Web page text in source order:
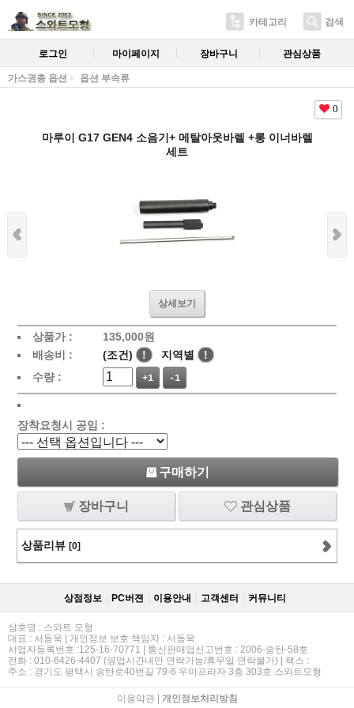
카테고리 검색
로그인 마이페이지 장바구니 관심상품
가스권총 옵션 옵션 부속류
0
마루이 G17 GEN4 소음기+ 메탈아웃바렐 +롱 이너바렐
세트
상세보기
상품가 :
135,000원
배송비 :
(조건) ! 지역별
!
수량 :
+1 -1
장착요청시 공임 :
구매하기
장바구니 관심상품
상품리뷰 [0]
상점정보 PC버젼 이용안내 고객센터 커뮤니티
상호명 : 스와트 모형
대표 : 서동욱 | 개인정보 보호 책임자 : 서동욱
사업자등록번호 :125-16-70771 | 통신판매업신고번호 : 2006-송탄-58호
전화 : 010-6426-4407 (영업시간내만 연락가능/휴무일 연락불가) | 팩스 :
주소 : 경기도 평택시 송탄로40번길 79-6 우미프라자 3층 303호 스와트모형
이용약관| 개인정보처리방침